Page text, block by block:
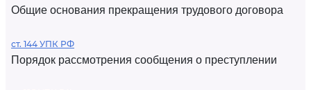
Общие основания прекращения трудового договора
ст. 144 УПК РФ
Порядок рассмотрения сообщения о преступлении